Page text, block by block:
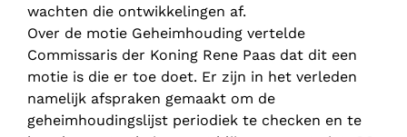
wachten die ontwikkelingen af.
Over de motie Geheimhouding vertelde
Commissaris der Koning Rene Paas dat dit een
motie is die er toe doet. Er zijn in het verleden
namelijk afspraken gemaakt om de
geheimhoudingslijst periodiek te checken en te